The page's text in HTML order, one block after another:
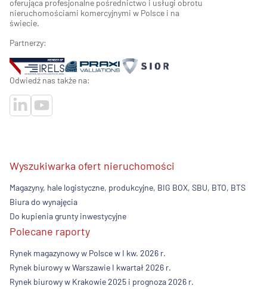
oferująca profesjonalne pośrednictwo i usługi obrotu
nieruchomościami komercyjnymi w Polsce i na
świecie.
Partnerzy:
Odwiedź nas także na:
Wyszukiwarka ofert nieruchomości
Magazyny, hale logistyczne, produkcyjne, BIG BOX, SBU, BTO, BTS
Biura do wynajęcia
Do kupienia grunty inwestycyjne
Polecane raporty
Rynek magazynowy w Polsce w I kw. 2026 r.
Rynek biurowy w Warszawie I kwartał 2026 r.
Rynek biurowy w Krakowie 2025 i prognoza 2026 r.